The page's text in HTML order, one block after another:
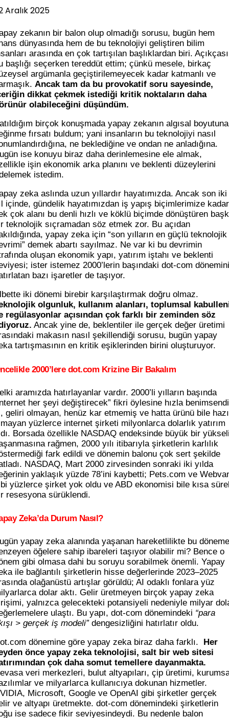
Aralık 2025
zekanın bir balon olup olmadığı sorusu, bugün hem
dünyasında hem de bu teknolojiyi geliştiren bilim
arasında en çok tartışılan başlıklardan biri. Açıkçası
başlığı seçerken tereddüt ettim; çünkü mesele, birkaç
argümanla geçiştirilemeyecek kadar katmanlı ve
Ancak tam da bu provokatif soru sayesinde,
dikkat çekmek istediği kritik noktaların daha
olabileceğini düşündüm.
birçok konuşmada yapay zekanın algısal boyutuna
fırsatı buldum; yani insanların bu teknolojiyi nasıl
ne beklediğine ve ondan ne anladığına.
ise konuyu biraz daha derinlemesine ele almak,
işin ekonomik arka planını ve beklenti düzeylerini
istedim.
zeka aslında uzun yıllardır hayatımızda. Ancak son iki
içinde, gündelik hayatımızdan iş yapış biçimlerimize kadar
çok alanı bu denli hızlı ve köklü biçimde dönüştüren
teknolojik sıçramadan söz etmek zor. Bu açıdan
yapay zeka için “son yılların en güçlü teknolojik
demek abartı sayılmaz. Ne var ki bu devrimin
oluşan ekonomik yapı, yatırım iştahı ve beklenti
ister istemez 2000’lerin başındaki dot-com dönemini
bazı işaretler de taşıyor.
iki dönemi birebir karşılaştırmak doğru olmaz.
olgunluk, kullanım alanları, toplumsal
regülasyonlar açısından çok farklı bir zeminden söz
Ancak yine de, beklentiler ile gerçek değer üretimi
makasın nasıl şekillendiği sorusu, bugün yapay
tartışmasının en kritik eşiklerinden birini oluşturuyor.
2000’lere dot.com Krizine Bir Bakalım
aramızda hatırlayanlar vardır. 2000’li yılların başında
her şeyi değiştirecek” fikri öylesine hızla benimsendi
geliri olmayan, henüz kar etmemiş ve hatta ürünü bile
yüzlerce internet şirketi milyonlarca dolarlık yatırım
Borsada özellikle NASDAQ endeksinde büyük bir
rağmen, 2000 yılı itibarıyla şirketlerin karlılık
fark edildi ve dönemin balonu çok sert şekilde
NASDAQ, Mart 2000 zirvesinden sonraki iki yılda
yaklaşık yüzde 78’ini kaybetti; Pets.com ve
yüzlerce şirket yok oldu ve ABD ekonomisi bile kısa
resesyona sürüklendi.
Zeka’da Durum Nasıl?
yapay zeka alanında yaşanan hareketlilikte bu döneme
öğelere sahip ibareleri taşıyor olabilir mi? Bence o
gibi olmasa dahi bu soruyu sorabilmek önemli. Yapay
ile bağlantılı şirketlerin hisse değerlerinde 2023–2025
olağanüstü artışlar görüldü; AI odaklı fonlara yüz
dolar aktı. Gelir üretmeyen birçok yapay zeka
yalnızca gelecekteki potansiyeli nedeniyle milyar
ulaştı. Bu yapı, dot-com dönemindeki “para
> gerçek iş modeli”dengesizliğini hatırlatır oldu.
dönemine göre yapay zeka biraz daha farklı. Her
önce yapay zeka teknolojisi, salt bir web sitesi
çok daha somut temellere dayanmakta.
veri merkezleri, bulut altyapıları, çip üretimi,
ve milyarlarca kullanıcıya dokunan hizmetler.
Microsoft, Google ve OpenAI gibi şirketler gerçek
ve altyapı üretmekte. dot-com dönemindeki şirketlerin
ise sadece fikir seviyesindeydi. Bu nedenle balon